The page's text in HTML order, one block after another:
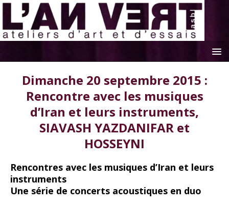
Dimanche 20 septembre 2015 :
Rencontre avec les musiques
d’Iran et leurs instruments,
SIAVASH YAZDANIFAR et
HOSSEYNI
Rencontres avec les musiques d’Iran et leurs
instruments
Une série de concerts acoustiques en duo